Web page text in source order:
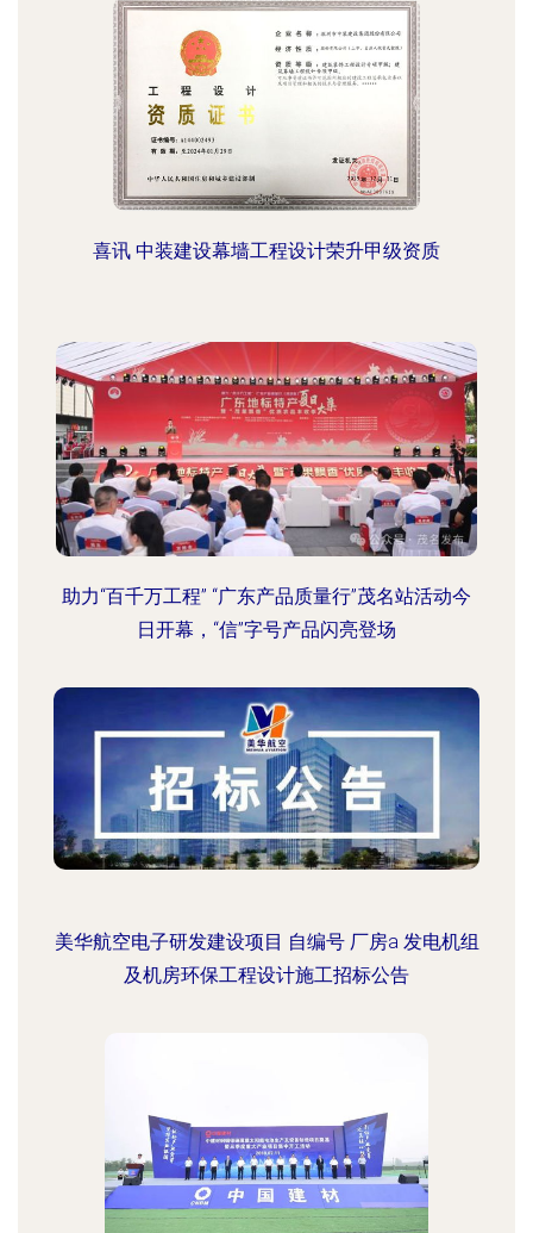
喜讯 中装建设幕墙工程设计荣升甲级资质
助力“百千万工程” “广东产品质量行”茂名站活动今
日开幕，“信”字号产品闪亮登场
美华航空电子研发建设项目 自编号 厂房a 发电机组
及机房环保工程设计施工招标公告